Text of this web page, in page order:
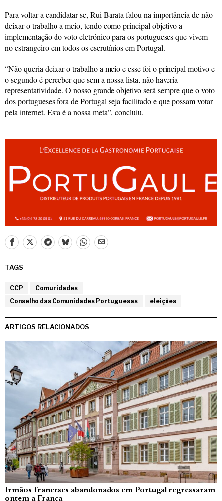
Para voltar a candidatar-se, Rui Barata falou na importância de não
deixar o trabalho a meio, tendo como principal objetivo a
implementação do voto eletrónico para os portugueses que vivem
no estrangeiro em todos os escrutínios em Portugal.
“Não queria deixar o trabalho a meio e esse foi o principal motivo e
o segundo é perceber que sem a nossa lista, não haveria
representatividade. O nosso grande objetivo será sempre que o voto
dos portugueses fora de Portugal seja facilitado e que possam votar
pela internet. Esta é a nossa meta”, concluiu.
TAGS
CCP
Comunidades
Conselho das Comunidades Portuguesas
eleições
ARTIGOS RELACIONADOS
Irmãos franceses abandonados em Portugal regressaram
ontem a França